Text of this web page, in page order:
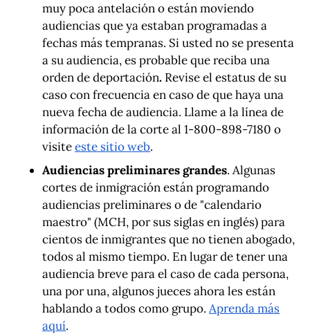
muy poca antelación o están moviendo
audiencias que ya estaban programadas a
fechas más tempranas. Si usted no se presenta
a su audiencia, es probable que reciba una
orden de deportación. Revise el estatus de su
caso con frecuencia en caso de que haya una
nueva fecha de audiencia. Llame a la línea de
información de la corte al 1-800-898-7180 o
visiteeste sitio web.
Audiencias preliminares grandes. Algunas
cortes de inmigración están programando
audiencias preliminares o de "calendario
maestro" (MCH, por sus siglas en inglés) para
cientos de inmigrantes que no tienen abogado,
todos al mismo tiempo. En lugar de tener una
audiencia breve para el caso de cada persona,
una por una, algunos jueces ahora les están
hablando a todos como grupo.Aprenda más
aquí.